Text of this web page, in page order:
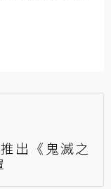
出《鬼滅之